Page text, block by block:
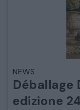
NEWS
Déballage
edizione